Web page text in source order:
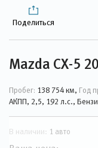
Поделиться
Mazda CX-5
Пробег: 138 754 км, Год
АКПП, 2,5, 192 л.с.,
В наличии: 1 авто